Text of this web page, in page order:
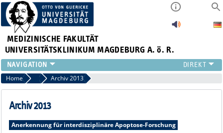
MEDIZINISCHE FAKULTÄT
UNIVERSITÄTSKLINIKUM MAGDEBURG A. ö. R.
INSTITUTE
KLINIKEN
ZENTRALE EINRICHTUNGEN
PRESSE
Home Archiv Pressemitteilungen
Archiv 2013
Archiv 2013
Anerkennung für interdisziplinäre Apoptose-Forschung